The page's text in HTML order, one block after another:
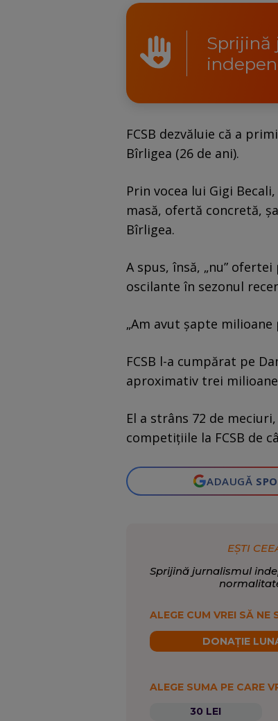
Sprijină
FCSB dezvăluie că a
Bîrligea (26 de ani).
Prin vocea lui Gigi
masă, ofertă concretă,
Bîrligea.
A spus, însă, „nu”
oscilante în sezonul
„Am avut șapte milioane
FCSB l-a cumpărat pe
aproximativ trei
El a strâns 72 de
competițiile la FCSB de
ADAUGĂ
EȘTI
Sprijină jurnalismul
ALEGE CUM VREI SĂ NE
DONAȚIE
ALEGE SUMA PE CARE
30 LEI